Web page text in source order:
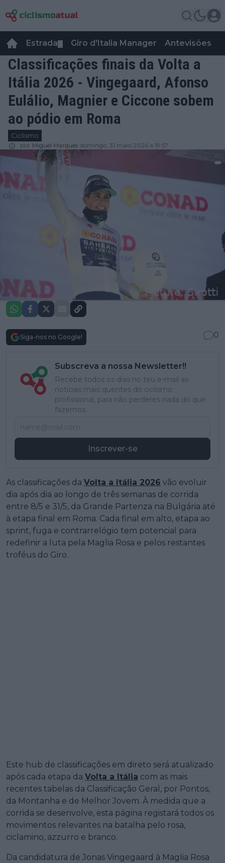
Estrada Giro d'Italia Manager Antevisões
Classificações finais da Volta a
Itália 2026 - Vingegaard, Afonso
Eulálio, Magnier e Ciccone sobem
ao pódio em Roma
Ciclismo
por Miguel Marques domingo, 31 maio 2026 a 19:57
Siga-nos no Google! 0
Subscreva a nossa Newsletter!!
Recebe todos os dias no teu e-mail as
notícias mais quentes do ciclismo
profissional, para não perderes nada do que
fazemos.
Inscrever-se
As classificações da Volta a Itália 2026 vão evoluir
dia após dia ao longo de três semanas de corrida
entre 8/5 e 31/5, da Grande Partenza na Bulgária até
à etapa final em Roma. Cada final em alto, etapa ao
sprint, fuga e contrarrelógio tem potencial para
redefinir a luta pela Maglia Rosa e pelos restantes
troféus do Giro.
Este hub de classificações em direto será atualizado
após cada etapa da Volta a Itália com as mais
recentes tabelas da Classificação Geral, por Pontos,
da Montanha e de Melhor Jovem. À medida que a
corrida se desenvolve, esta página registará todos os
movimentos relevantes na batalha pelo rosa,
ciclamino, azzurro e branco.
Da candidatura de Jonas Vingegaard à Maglia Rosa